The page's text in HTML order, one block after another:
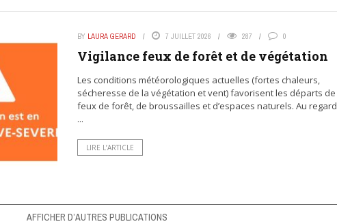
BY LAURA GERARD 7 JUILLET 2026 287 0
Vigilance feux de forêt et de végétation
Les conditions météorologiques actuelles (fortes chaleurs,
sécheresse de la végétation et vent) favorisent les départs de
feux de forêt, de broussailles et d’espaces naturels. Au regard
...
LIRE L’ARTICLE
AFFICHER D’AUTRES PUBLICATIONS